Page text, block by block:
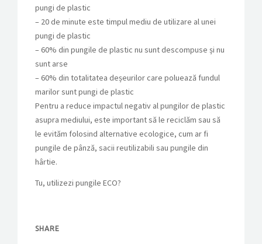
pungi de plastic
– 20 de minute este timpul mediu de utilizare al unei
pungi de plastic
– 60% din pungile de plastic nu sunt descompuse și nu
sunt arse
– 60% din totalitatea deșeurilor care poluează fundul
marilor sunt pungi de plastic
Pentru a reduce impactul negativ al pungilor de plastic
asupra mediului, este important să le reciclăm sau să
le evităm folosind alternative ecologice, cum ar fi
pungile de pânză, sacii reutilizabili sau pungile din
hârtie.
Tu, utilizezi pungile ECO?
SHARE